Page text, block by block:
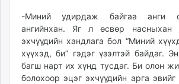
-Миний удирдаж байгаа анги
ангийнхан. Яг л өсвөр насныхан
эхчүүдийн хандлага бол “Миний
хүүхэд, би” гэдэг үзэлтэй байдаг.
багш нарт их хүнд тусдаг. Би олон
болохоор эцэг эхчүүдийн арга